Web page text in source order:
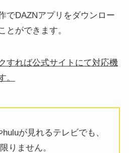
でDAZNアプリをダウンロー
とができます。
すれば公式サイトにて対応機
。
が見れるテレビでも、
りません。